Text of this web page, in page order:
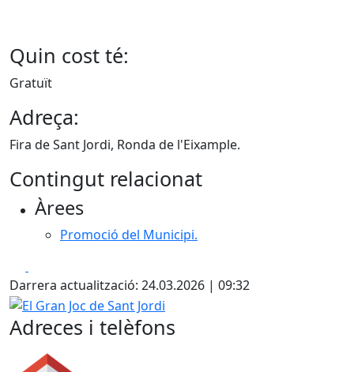
Quin cost té:
Gratuït
Adreça:
Fira de Sant Jordi, Ronda de l'Eixample.
Contingut relacionat
Àrees
Promoció del Municipi.
Darrera actualització: 24.03.2026 | 09:32
El Gran Joc de Sant Jordi
Adreces i telèfons